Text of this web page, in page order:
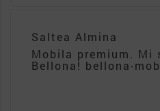
Saltea Almina
Mobila premium. Mi
Bellona! bellona-